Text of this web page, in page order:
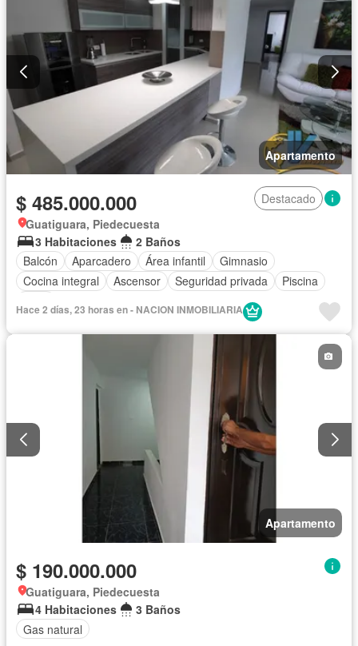
Apartamento
$ 485.000.000
Destacado
Guatiguara, Piedecuesta
3 Habitaciones
2 Baños
Balcón
Aparcadero Área infantil
Gimnasio
Cocina integral
Ascensor Seguridad privada
Piscina
Hace 2 días, 23 horas en - NACION INMOBILIARIA
Apartamento
$ 190.000.000
Guatiguara, Piedecuesta
4 Habitaciones
3 Baños
Gas natural